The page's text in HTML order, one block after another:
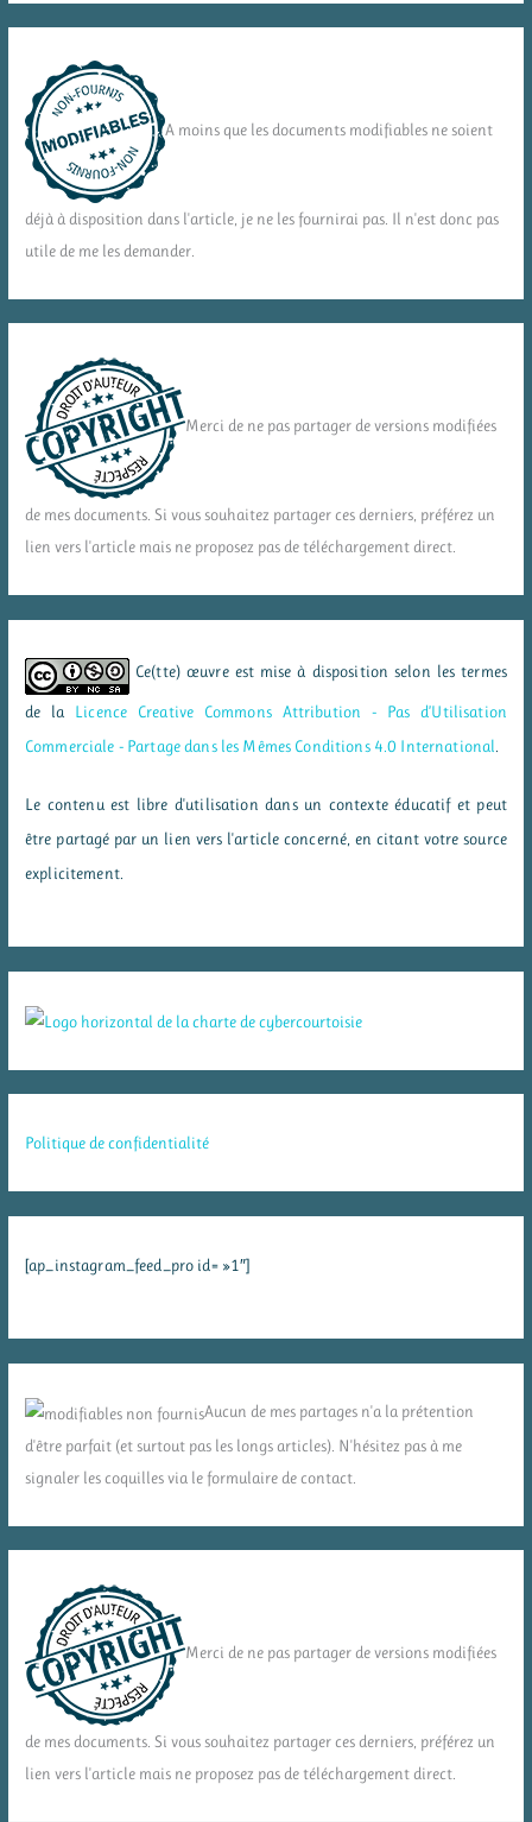
A moins que les documents modifiables ne soient
déjà à disposition dans l'article, je ne les fournirai pas. Il n'est donc pas
utile de me les demander.
Merci de ne pas partager de versions modifiées
de mes documents. Si vous souhaitez partager ces derniers, préférez un
lien vers l'article mais ne proposez pas de téléchargement direct.
Ce(tte) œuvre est mise à disposition selon les termes
de la Licence Creative Commons Attribution - Pas d’Utilisation
Commerciale - Partage dans les Mêmes Conditions 4.0 International
Le contenu est libre d'utilisation dans un contexte éducatif et peut
être partagé par un lien vers l'article concerné, en citant votre source
explicitement.
Politique de confidentialité
[ap_instagram_feed_pro id= »1″]
Aucun de mes partages n'a la prétention
d'être parfait (et surtout pas les longs articles). N'hésitez pas à me
signaler les coquilles via le formulaire de contact.
Merci de ne pas partager de versions modifiées
de mes documents. Si vous souhaitez partager ces derniers, préférez un
lien vers l'article mais ne proposez pas de téléchargement direct.